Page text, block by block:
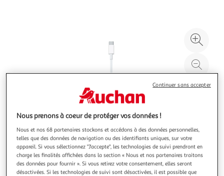
à
Illustration
précédente
Illustration
suivante
Nous prenons à coeur de protéger vos données !
Nous et nos 68 partenaires stockons et accédons à des données personnelles,
telles que des données de navigation ou des identifiants uniques, sur votre
appareil. Si vous sélectionnez "J'accepte", les technologies de suivi prendront en
charge les finalités affichées dans la section « Nous et nos partenaires traitons
des données pour fournir ». Si vous retirez votre consentement, elles seront
désactivées. Si les technologies de suivi sont désactivées, il est possible que
Continuer sans accepter